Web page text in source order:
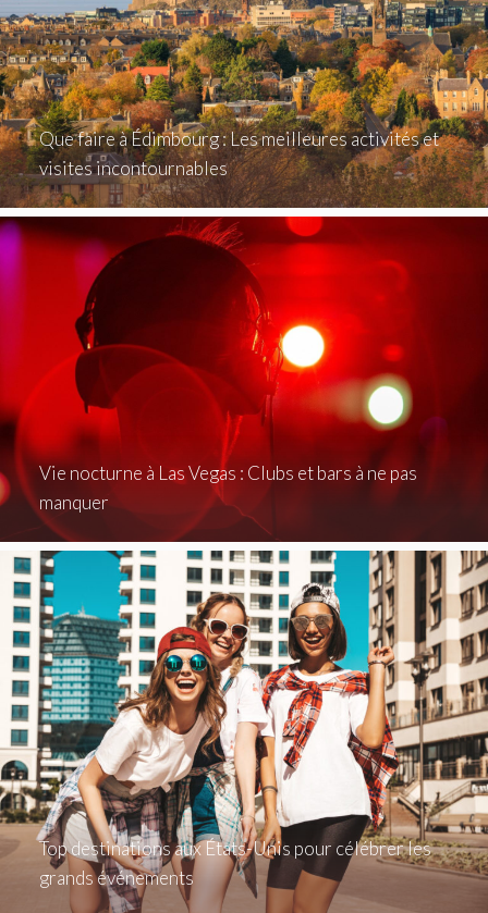
Que faire à Édimbourg : Les meilleures activités et
visites incontournables
Vie nocturne à Las Vegas : Clubs et bars à ne pas
manquer
Top destinations aux États-Unis pour célébrer les
grands événements